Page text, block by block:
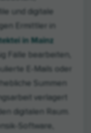
und digitale
Ermittler in
in Mainz
Fälle bearbeiten,
E-Mails oder
Summen
verlagert
digitalen Raum.
Software,